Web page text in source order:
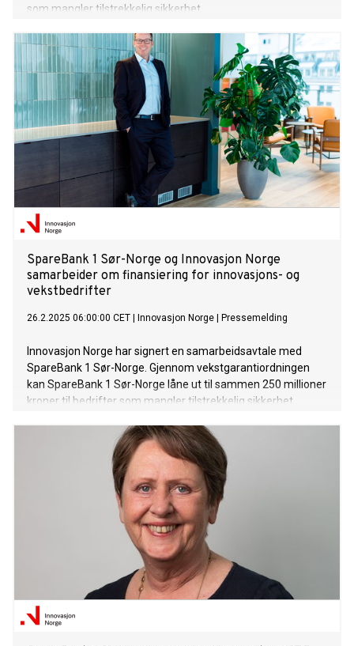
som mangler tilstrekkelig sikkerhet.
SpareBank 1 Sør-Norge og Innovasjon Norge
samarbeider om finansiering for innovasjons- og
vekstbedrifter
26.2.2025 06:00:00 CET Innovasjon Norge Pressemelding
Innovasjon Norge har signert en samarbeidsavtale med
SpareBank 1 Sør-Norge. Gjennom vekstgarantiordningen
kan SpareBank 1 Sør-Norge låne ut til sammen 250 millioner
kroner til bedrifter som mangler tilstrekkelig sikkerhet.